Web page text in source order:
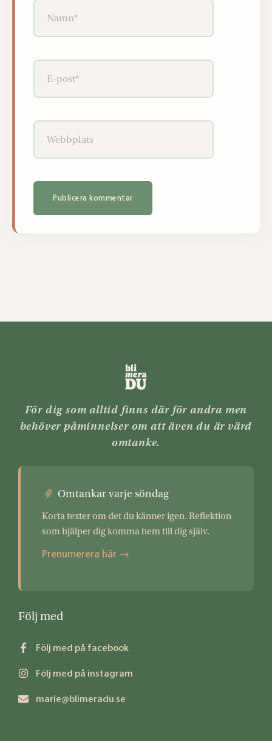
post*
För dig som alltid finns där för andra men
behöver påminnelser om att även du är värd
omtanke.
Omtankar varje söndag
Korta texter om det du känner igen. Reflektion
som hjälper dig komma hem till dig själv.
Prenumerera här →
Följ med
Följ med på facebook
Följ med på instagram
marie@blimeradu.se